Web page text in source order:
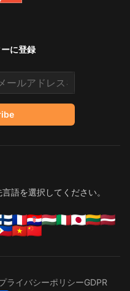
に登録
語を選択してください。
ライバシーポリシーGDPR